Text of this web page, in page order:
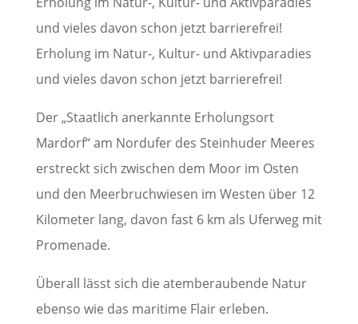
und vieles davon schon jetzt barrierefrei!
Erholung im Natur-, Kultur- und Aktivparadies
und vieles davon schon jetzt barrierefrei!
Der „Staatlich anerkannte Erholungsort
Mardorf“ am Nordufer des Steinhuder Meeres
erstreckt sich zwischen dem Moor im Osten
und den Meerbruchwiesen im Westen über 12
Kilometer lang, davon fast 6 km als Uferweg mit
Promenade.
Überall lässt sich die atemberaubende Natur
ebenso wie das maritime Flair erleben.